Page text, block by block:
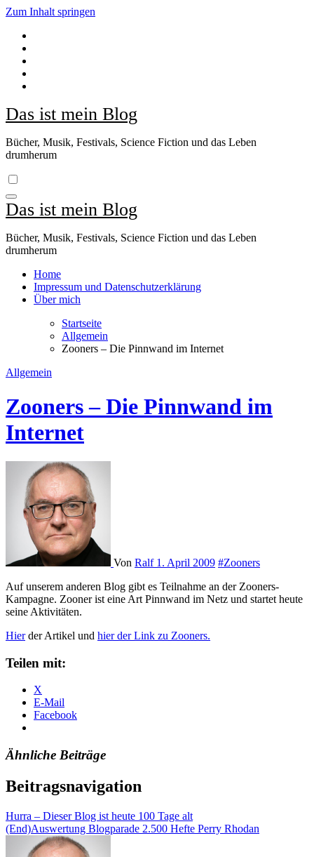
Zum Inhalt springen
Das ist mein Blog
Bücher, Musik, Festivals, Science Fiction und das Leben
drumherum
Das ist mein Blog
Bücher, Musik, Festivals, Science Fiction und das Leben
drumherum
Home
Impressum und Datenschutzerklärung
Über mich
Startseite
Allgemein
Zooners – Die Pinnwand im Internet
Allgemein
Zooners – Die Pinnwand im
Internet
Von Ralf 1. April 2009 #Zooners
Auf unserem anderen Blog gibt es Teilnahme an der Zooners-
Kampagne. Zooner ist eine Art Pinnwand im Netz und startet heute
seine Aktivitäten.
Hierder Artikel und hier der Link zu Zooners.
Teilen mit:
X
E-Mail
Facebook
Ähnliche Beiträge
Beitragsnavigation
Hurra – Dieser Blog ist heute 100 Tage alt
(End)Auswertung Blogparade 2.500 Hefte Perry Rhodan